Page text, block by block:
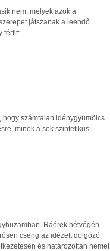
nem, melyek azok a
játszanak a leendő
férfit:
számtalan idénygyümölcs
minek a sok szintetikus
Ráérek hétvégén.
cseng az idézett dolgozó
és határozottan nemet